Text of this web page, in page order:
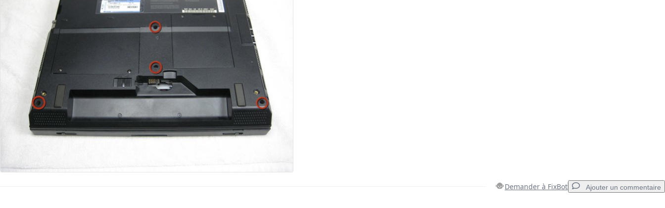
Demander à FixBot Ajouter un commentaire